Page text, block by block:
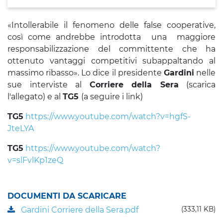
«Intollerabile il fenomeno delle false cooperative,
così come andrebbe introdotta una maggiore
responsabilizzazione del committente che ha
ottenuto vantaggi competitivi subappaltando al
massimo ribasso». Lo dice il presidente Gardini nelle
sue interviste al Corriere della Sera (scarica
l'allegato) e al TG5 (a seguire i link)
TG5 https://www.youtube.com/watch?v=hgfS-
JteLYA
TG5 https://www.youtube.com/watch?
v=slFvlKp1zeQ
DOCUMENTI DA SCARICARE
Gardini Corriere della Sera.pdf
(333,11 KB)